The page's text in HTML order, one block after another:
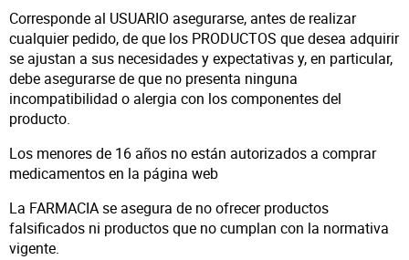
Corresponde al USUARIO asegurarse, antes de realizar
cualquier pedido, de que los PRODUCTOS que desea adquirir
se ajustan a sus necesidades y expectativas y, en particular,
debe asegurarse de que no presenta ninguna
incompatibilidad o alergia con los componentes del
producto.
Los menores de 16 años no están autorizados a comprar
medicamentos en la página web
La FARMACIA se asegura de no ofrecer productos
falsificados ni productos que no cumplan con la normativa
vigente.